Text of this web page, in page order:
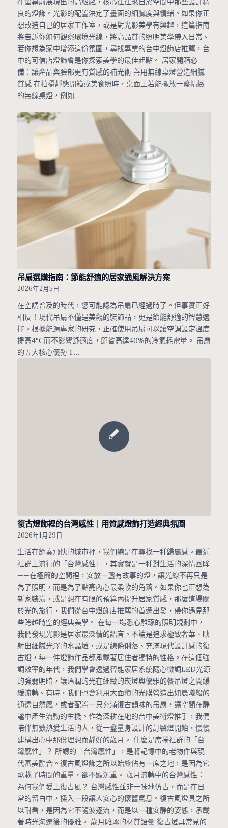
良的燈飾。光影的配置決定了畫面的細膩度與情緒。如果你正
想改造自己的居家工作室，或是對光影美學有興趣，這篇指南
將告訴你如何觀察環境光線，將高品質的照明美學帶入日常。
若你想為家中增添這份氛圍，尋找專業的台中燈飾店推薦，台
中的可信店燈飾會是你探索美學的最佳起點。 居家開箱必
備：讓產品與臉部更有質感的補光術 善用無線桌燈營造細膩
質感 在拍攝靜態開箱或美食照時，桌面上若能擺放一盞精緻
的無線桌燈，例如…
吊扇選購指南：節能舒適的居家通風解決方案
2026年2月5日
在空調普及的時代，您可能認為吊扇已經過時了。但事實正好
相反！現代吊扇不僅是美觀的裝飾品，更是節能舒適的智慧選
擇。根據能源專家的研究，正確使用吊扇可以讓空調設定溫度
提高4°C而不影響舒適度，節省高達40%的冷氣耗電量。 吊扇
的五大核心優勢 1.…
復古燈飾裡的台灣感性｜用質感燈飾打造經典氛圍
2026年1月29日
生活在節奏飛快的城市裡，我們總是在尋找一種歸屬感。最近
社群上流行的「台灣感性」，其實就是一種對生活的深情回眸
——在極簡的空間裡，安放一盞有故事的燈，讓光線不再只是
為了照明，而是為了點亮內心最柔軟的角落。如果你也正想為
新家裝潢，或是想在有限的預算內提升居家質感，那麼這場關
於光的旅行，我們從台中燈飾店推薦的首選出發，帶你遇見那
些跨越時空的經典美學。 在每一場悉心雕琢的照明規劃中，
我們發現光影是居家最深情的語言。不論是追求極致奢華、映
射出細膩光澤的水晶燈，或是線條俐落、充滿現代設計感的復
古燈，每一件燈飾作品都承載著居住者獨特的性格。在這個強
調效率的年代，我們學會透過智能家居系統隨心微調LED光源
的強弱明暗，讓溫潤的光在細緻的崁燈與優雅的餐吊燈之間緩
緩流轉。有時，我們也會利用大面積的光膜營造出如晨曦般的
通透自然感，或者配置一只充滿復古韻味的吊扇，讓空間在靜
謐中產生流動的生機。作為深耕在地的台中美術燈推手，我們
陪伴無數熱愛生活的人，從一盞量身設計的訂製燈開始，慢慢
建構出心中那份理想而靜好的歲月。 什麼是席捲社群的「台
灣感性」？ 所謂的「台灣感性」，是將記憶中的老物件與現
代審美融合。復古風燈飾之所以始終佔有一席之地，是因為它
承載了時間的重量，卻不顯沉重。 歲月流轉中的台灣感性：
為何我們愛上復古風？ 台灣感性並非一味地仿古，而是在日
常的留白中，揉入一段讓人安心的懷舊氣息。復古風燈具之所
以耐看，是因為它不隨波逐流，而是以一種安靜的姿態，承載
著時光淘選後的優雅。 歲月雕琢的材質語彙 復古燈具常見的